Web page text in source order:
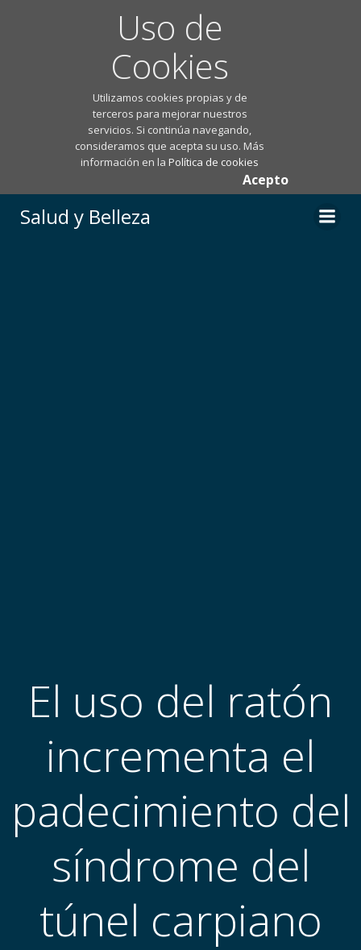
Uso de
Cookies
Utilizamos cookies propias y de
terceros para mejorar nuestros
servicios. Si continúa navegando,
consideramos que acepta su uso. Más
información en laPolítica de cookies
Acepto
Salud y Belleza
El uso del ratón
incrementa el
padecimiento del
síndrome del
túnel carpiano